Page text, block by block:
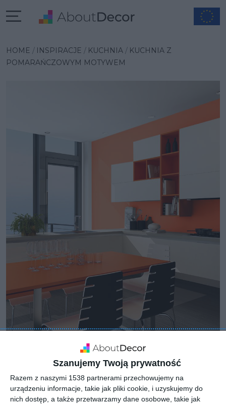
Szanujemy Twoją prywatność
Razem z naszymi 1538 partnerami przechowujemy na
urządzeniu informacje, takie jak pliki cookie, i uzyskujemy do
nich dostęp, a także przetwarzamy dane osobowe, takie jak
HOME INSPIRACJE KUCHNIA
KUCHNIA Z
POMARAŃCZOWYM MOTYWEM